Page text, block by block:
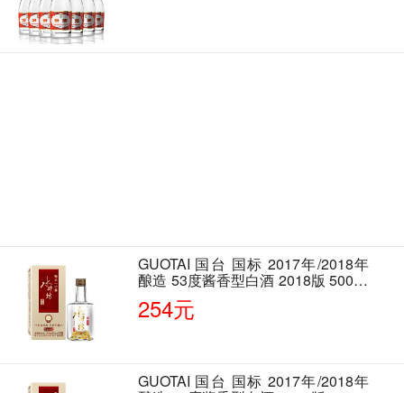
GUOTAI 国台 国标 2017年/2018年
酿造 53度酱香型白酒 2018版 500ml
单瓶装
254元
GUOTAI 国台 国标 2017年/2018年